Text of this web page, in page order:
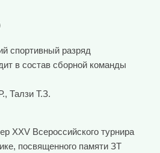
спортивный разряд
в состав сборной команды
Талзи Т.З.
XXV Всероссийского турнира
посвященного памяти ЗТ